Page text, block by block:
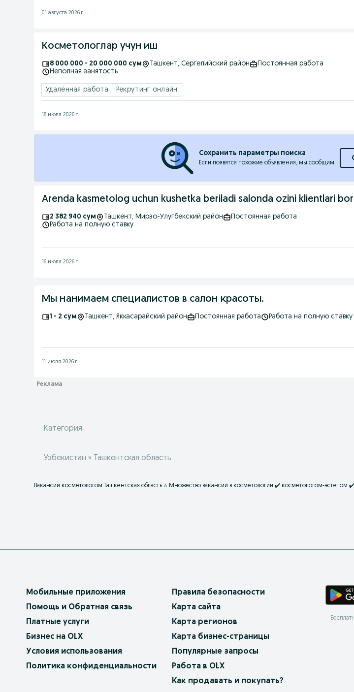
01 августа 2026 г.
Косметологлар учун иш
8 000 000 - 20 000 000 сум Ташкент, Сергелийский район
Постоянная работа
Неполная занятость
Удалённая работа Рекрутинг онлайн
18 июля 2026 г.
Сохранить параметры поиска
Если появятся похожие объявления, мы сообщим.
Arenda kasmetolog uchun kushetka beriladi salonda ozini klientlari bor
2 382 940 сум Ташкент, Мирзо-Улугбекский район
Постоянная работа
Работа на полную ставку
16 июля 2026 г.
Мы нанимаем специалистов в салон красоты.
1 - 2 сум Ташкент, Яккасарайский район Постоянная работа Работа на полную ставку
11 июля 2026 г.
Категория
Узбекистан » Ташкентская область
Вакансии косметологом Ташкентская область ⭐ Множество вакансий в косметологии ✔️ косметологом-
Мобильные приложения
Помощь и Обратная связь
Платные услуги
Бизнес на OLX
Условия использования
Политика конфиденциальности
Правила безопасности
Карта сайта
Карта регионов
Карта бизнес-страницы
Популярные запросы
Работа в OLX
Как продавать и покупать?